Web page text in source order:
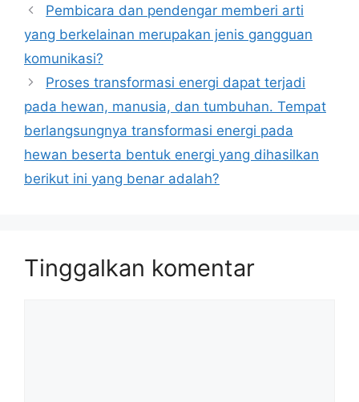
Pembicara dan pendengar memberi arti
yang berkelainan merupakan jenis gangguan
komunikasi?
Proses transformasi energi dapat terjadi
pada hewan, manusia, dan tumbuhan. Tempat
berlangsungnya transformasi energi pada
hewan beserta bentuk energi yang dihasilkan
berikut ini yang benar adalah?
Tinggalkan komentar